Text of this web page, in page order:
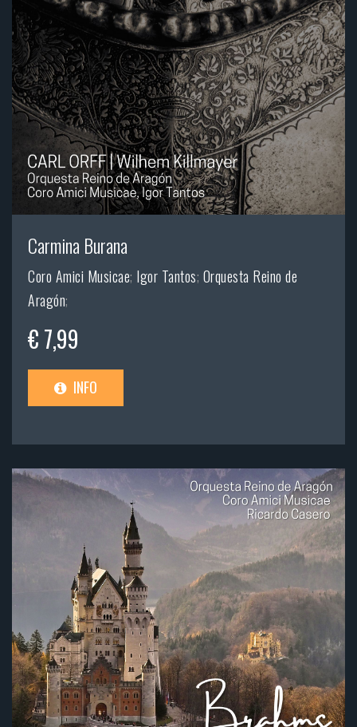
Carmina Burana
Coro Amici Musicae; Igor Tantos; Orquesta Reino de
Aragón;
€ 7,99
INFO